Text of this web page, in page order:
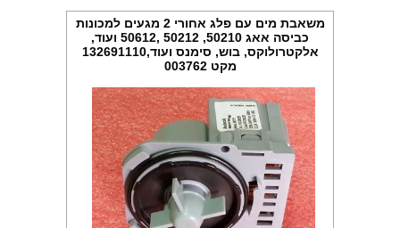
משאבת מים עם פלג אחורי 2 מגעים למכונות
כביסה אאג 50210, 50212 ,50612 ועוד,
אלקטרולוקס, בוש, סימנס ועוד,132691110
מקט 003762